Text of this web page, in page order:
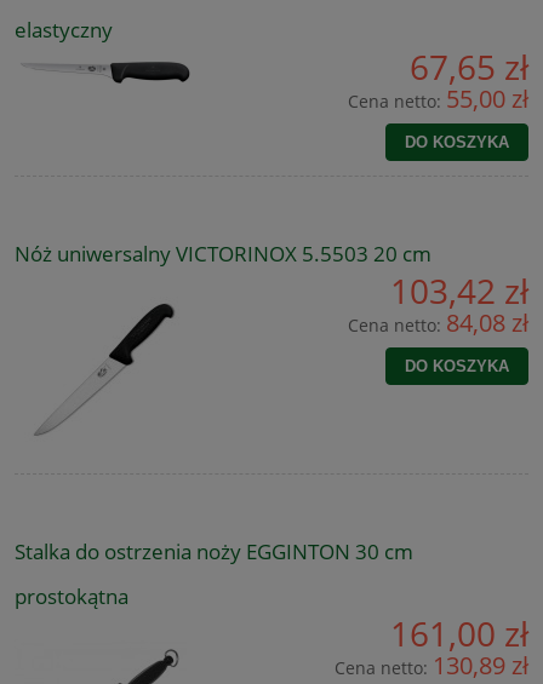
elastyczny
67,65 zł
Cena netto: 55,00 zł
DO KOSZYKA
Nóż uniwersalny VICTORINOX 5.5503 20 cm
103,42 zł
Cena netto: 84,08 zł
DO KOSZYKA
Stalka do ostrzenia noży EGGINTON 30 cm
prostokątna
161,00 zł
Cena netto: 130,89 zł